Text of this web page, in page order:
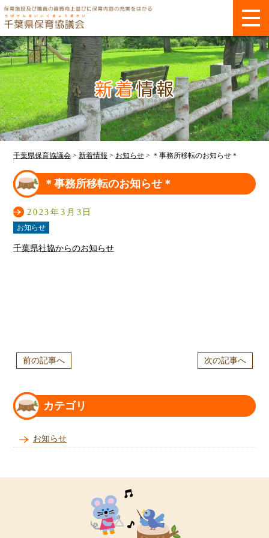
千葉県保育協議会 > 新着情報 > お知らせ > ＊事務所移転のお知らせ＊
＊事務所移転のお知らせ＊
2023年3月3日
お知らせ
千葉県社協からのお知らせ
前の記事へ 次の記事へ
カテゴリ
お知らせ